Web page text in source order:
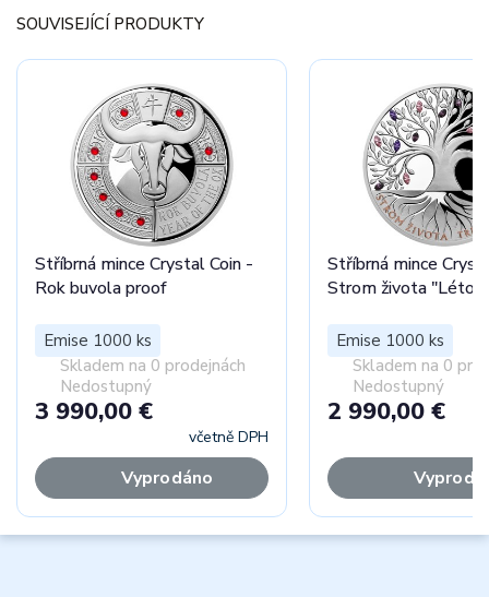
SOUVISEJÍCÍ PRODUKTY
Stříbrná mince Crystal Coin -
Rok buvola proof
Emise 1000 ks
Skladem na 0 prodejnách
Nedostupný
3 990,00 €
včetně DPH
Vyprodáno
Stříbrná mince
Strom života "Léto"
Emise 1000 ks
Skladem na 0
Nedostupný
2 990,00 €